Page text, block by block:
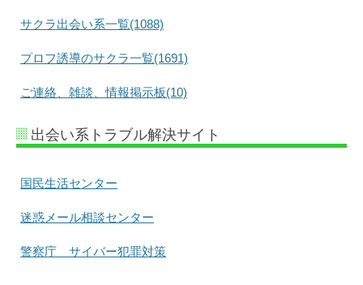
サクラ出会い系一覧(1088)
プロフ誘導のサクラ一覧(1691)
ご連絡、雑談、情報掲示板(10)
出会い系トラブル解決サイト
国民生活センター
迷惑メール相談センター
警察庁 サイバー犯罪対策